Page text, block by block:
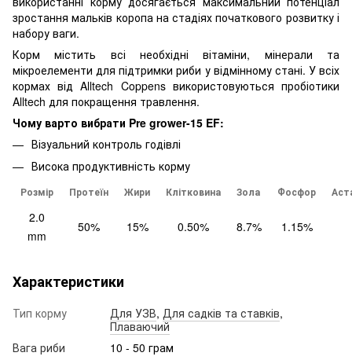
зростання мальків коропа на стадіях початкового розвитку і
набору ваги.
Корм містить всі необхідні вітаміни, мінерали та
мікроелементи для підтримки риби у відмінному стані. У всіх
кормах від Alltech Coppens використовуються пробіотики
Alltech для покращення травлення.
Чому варто вибрати Pre grower-15 EF:
Візуальний контроль годівлі
Висока продуктивність корму
Розмір Протеїн Жири Клітковина Зола Фосфор
2.0
mm
50% 15% 0.50% 8.7% 1.15%
Характеристики
Тип корму Для УЗВ, Для садків та ставків,
Плаваючий
Вага риби
10 - 50 грам